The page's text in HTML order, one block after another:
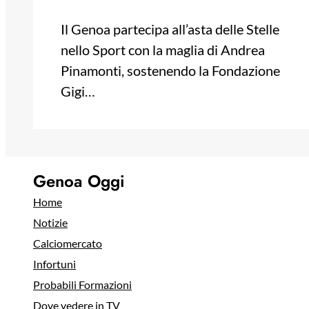
Il Genoa partecipa all’asta delle Stelle
nello Sport con la maglia di Andrea
Pinamonti, sostenendo la Fondazione
Gigi…
Genoa Oggi
Home
Notizie
Calciomercato
Infortuni
Probabili Formazioni
Dove vedere in TV